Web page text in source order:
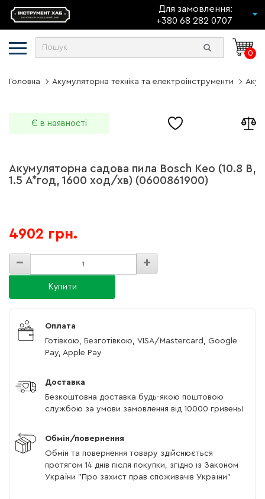
Для замовлення:
+380 68 282 0707
0
Головна Акумуляторна техніка та електроінструменти
Є в наявності
Акумуляторна садова пила Bosch Keo (10.8 В,
1.5 А*год, 1600 ход/хв) (0600861900)
4902 грн.
Купити
Оплата
Готівкою, Безготівкою, VISA/Mastercard, Google
Pay, Apple Pay
Доставка
Безкоштовна доставка будь-якою поштовою
службою за умови замовлення від 10000 гривень!
Обмін/повернення
Обмін та повернення товару здійснюється
протягом 14 днів після покупки, згідно із Законом
України "Про захист прав споживачів України"